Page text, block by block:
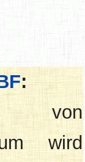
:
von
wird